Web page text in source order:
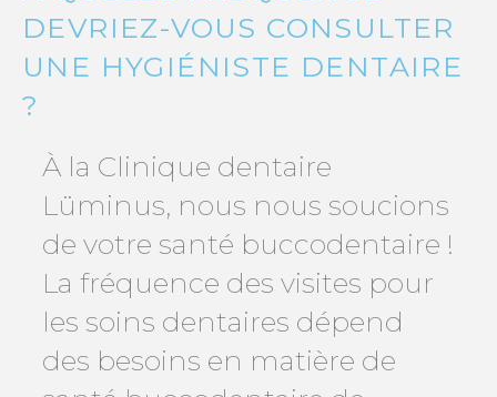
DEVRIEZ-VOUS CONSULTER
UNE HYGIÉNISTE DENTAIRE
?
À la Clinique dentaire
Lüminus, nous nous soucions
de votre santé buccodentaire !
La fréquence des visites pour
les soins dentaires dépend
des besoins en matière de